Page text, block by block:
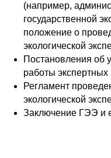
(например,
государственной
положение о
экологической
Постановления об
работы экспертных
Регламент
экологической
Заключение ГЭЭ и